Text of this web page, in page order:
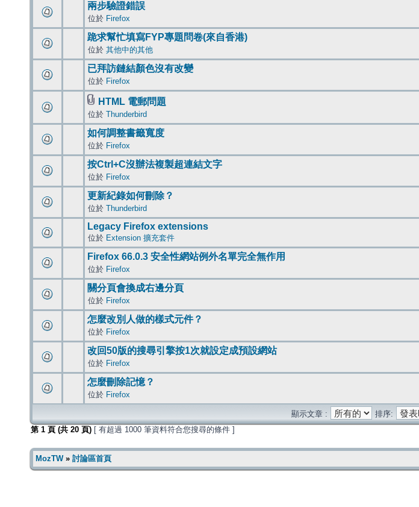
兩步驗證錯誤
位於 Firefox
跪求幫忙填寫FYP專題問卷(來自香港)
位於 其他中的其他
已拜訪鏈結顏色沒有改變
位於 Firefox
HTML 電郵問題
位於 Thunderbird
如何調整書籤寬度
位於 Firefox
按Ctrl+C沒辦法複製超連結文字
位於 Firefox
更新紀錄如何刪除？
位於 Thunderbird
Legacy Firefox extensions
位於 Extension 擴充套件
Firefox 66.0.3 安全性網站例外名單完全無作用
位於 Firefox
關分頁會換成右邊分頁
位於 Firefox
怎麼改別人做的樣式元件？
位於 Firefox
改回50版的搜尋引擎按1次就設定成預設網站
位於 Firefox
怎麼刪除記憶？
位於 Firefox
顯示文章 :
排序:
第 1 頁 (共 20 頁) [ 有超過 1000 筆資料符合您搜尋的條件 ]
MozTW» 討論區首頁